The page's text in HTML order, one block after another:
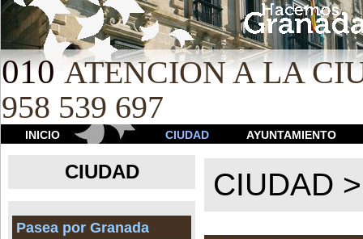
010 ATENCION A LA
958 539 697
INICIO CIUDAD AYUNTAMIENTO
CIUDAD
Pasea por Granada
CIUDAD